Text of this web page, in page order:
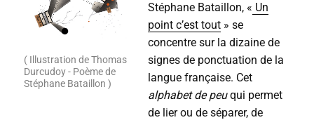
( Illustration de Thomas
Durcudoy - Poème de
Stéphane Bataillon )
Stéphane Bataillon, « Un
point c’est tout» se
concentre sur la dizaine de
signes de ponctuation de la
langue française. Cet
alphabet de peuqui permet
de lier ou de séparer, de